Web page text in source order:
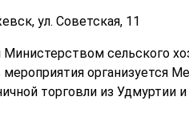
ул. Советская, 11
сельского
организуется
торговли из Удмуртии и